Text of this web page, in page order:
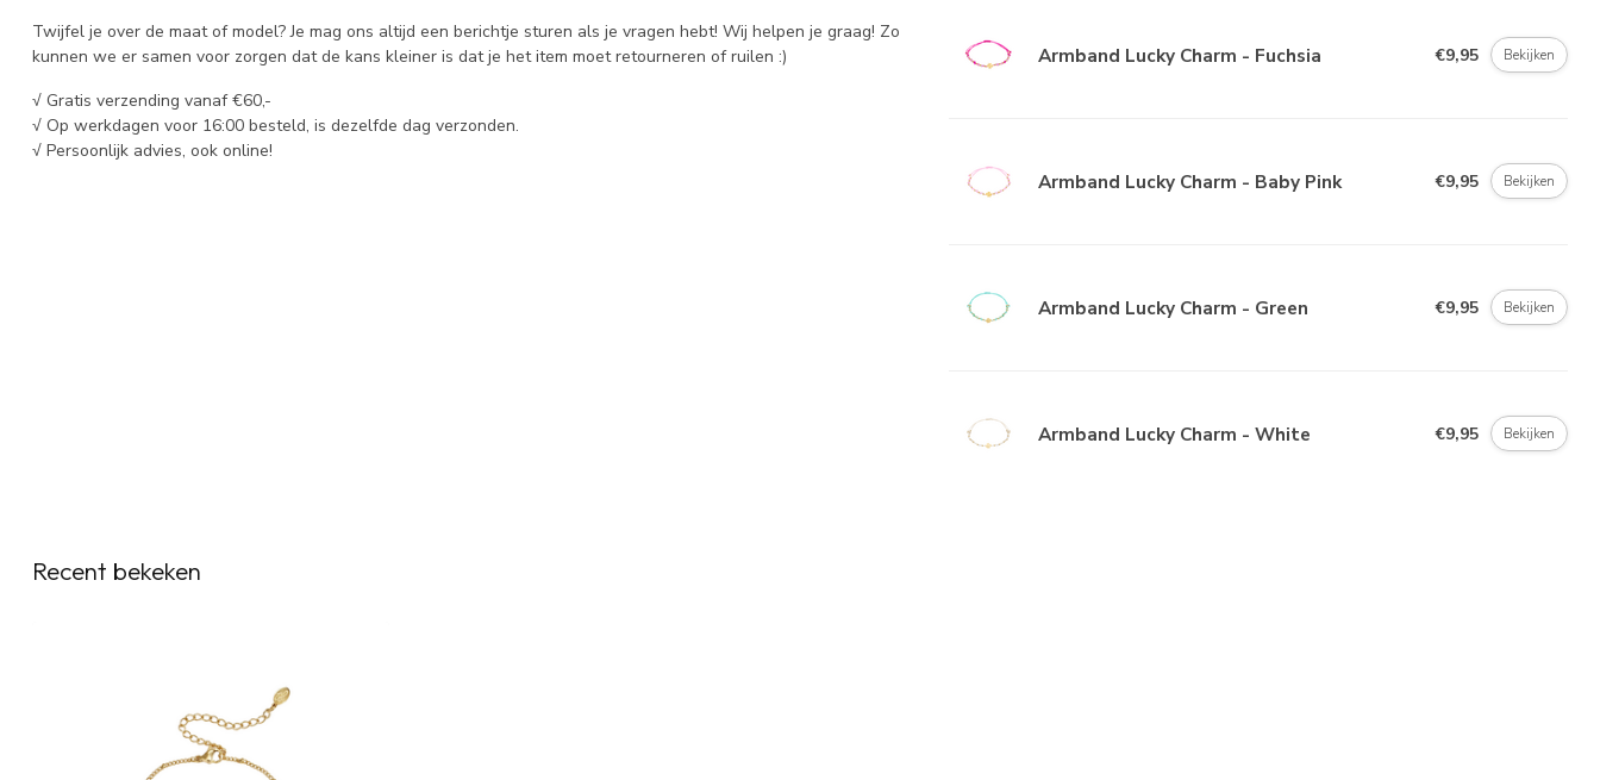
Twijfel je over de maat of model? Je mag ons altijd een berichtje sturen als je vragen hebt! Wij helpen je graag! Zo
kunnen we er samen voor zorgen dat de kans kleiner is dat je het item moet retourneren of ruilen :)
√ Gratis verzending vanaf €60,-
√ Op werkdagen voor 16:00 besteld, is dezelfde dag verzonden.
√ Persoonlijk advies, ook online!
Armband Lucky Charm - Fuchsia €9,95 Bekijken
Armband Lucky Charm - Baby Pink €9,95 Bekijken
Armband Lucky Charm - Green €9,95 Bekijken
Armband Lucky Charm - White €9,95 Bekijken
Recent bekeken